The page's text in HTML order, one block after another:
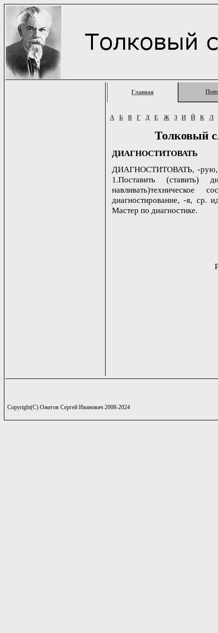
Главная
А Б В Г Д Е Ж З И Й К Л
Толковый
ДИАГНОСТИТОВАТЬ
ДИАГНОСТИТОВАТЬ, -рую, -
1.Поставить
диагностирование, -я, ср.
Мастер по диагностике.
Copyright(C) Ожегов Сергей Иванович 2008-2024